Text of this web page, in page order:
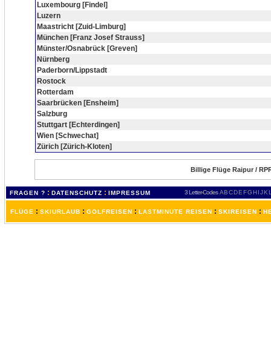
Luxembourg [Findel]
Luzern
Maastricht [Zuid-Limburg]
München [Franz Josef Strauss]
Münster/Osnabrück [Greven]
Nürnberg
Paderborn/Lippstadt
Rostock
Rotterdam
Saarbrücken [Ensheim]
Salzburg
Stuttgart [Echterdingen]
Wien [Schwechat]
Zürich [Zürich-Kloten]
Billige Flüge Raipur /
FRAGEN ? : DATENSCHUTZ : IMPRESSUM 3 Letter-Codes ABCDEFGH IJKL
FLÜGE : SKIURLAUB : GOLFREISEN : LASTMINUTE REISEN : SKIREISEN :